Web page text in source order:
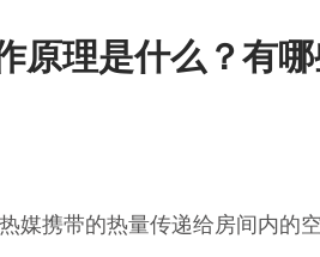
原理是什么？有
媒携带的热量传递给房间内的